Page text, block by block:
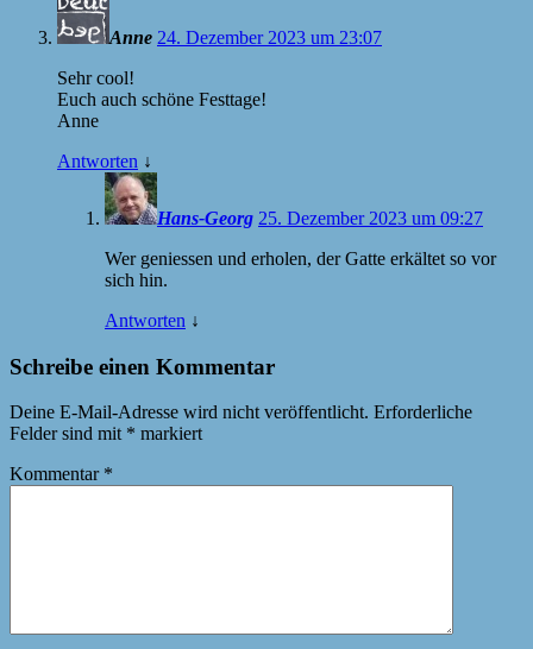
Anne 24. Dezember 2023 um 23:07
Sehr cool!
Euch auch schöne Festtage!
Anne
Antworten ↓
Hans-Georg 25. Dezember 2023 um 09:27
Wer geniessen und erholen, der Gatte erkältet so vor
sich hin.
Antworten ↓
Schreibe einen Kommentar
Deine E-Mail-Adresse wird nicht veröffentlicht. Erforderliche
Felder sind mit * markiert
Kommentar *